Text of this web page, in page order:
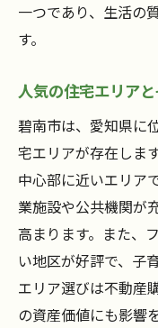
一つであり、生活の
す。
人気の住宅エリア
碧南市は、愛知県に
宅エリアが存在しま
中心部に近いエリア
業施設や公共機関が
高まります。また、
い地区が好評で、子
エリア選びは不動産
の資産価値にも影響